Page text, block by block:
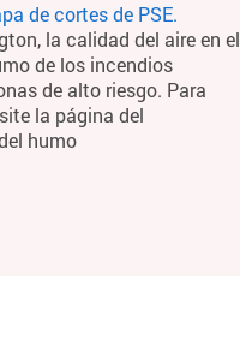
de cortes de PSE.
la calidad del aire en el
de los incendios
de alto riesgo. Para
la página del
humo